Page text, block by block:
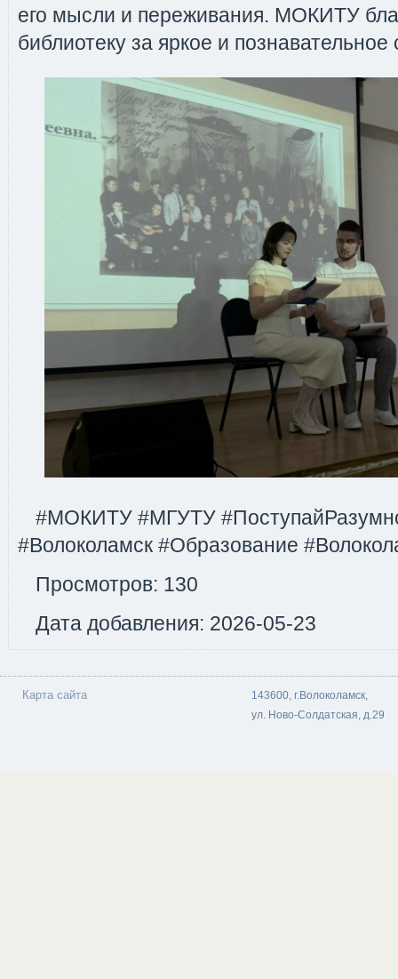
его мысли и переживания. МОКИТУ
библиотеку за яркое и
#МОКИТУ #МГУТУ
#Волоколамск #Образование
Просмотров: 130
Дата добавления: 2026-05-23
Карта сайта
143600, г.Волоколамск,
ул. Ново-Солдатская, д.29